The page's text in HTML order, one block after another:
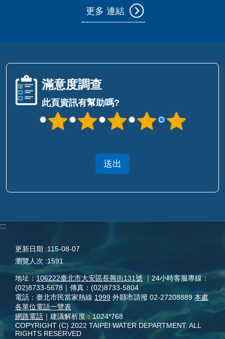
更多 連結
滿意度調查
此頁資訊有幫助嗎?
:::
更新日期
115-08-07
瀏覽人次
1591
地址： 106222臺北市大安區長興街131號 ｜24小時客服專線：
(02)8733-5678｜傳真：(02)8733-5804
電話：臺北市民當家熱線 1999 外縣市請撥 02-27208889 本處
各單位電話一覽表
網路電話 ｜建議解析度：1024*768
COPYRIGHT (C) 2022 TAIPEI WATER DEPARTMENT. ALL
RIGHTS RESERVED